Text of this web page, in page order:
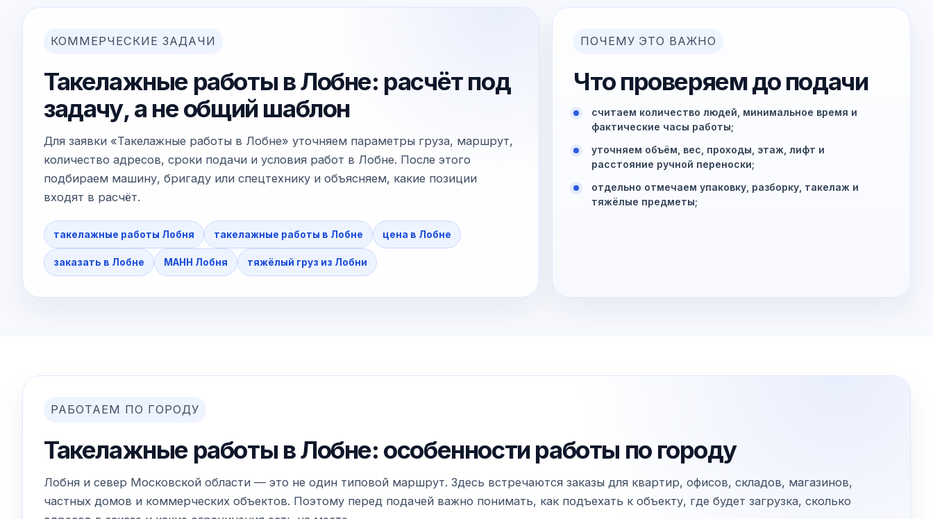
КОММЕРЧЕСКИЕ ЗАДАЧИ
Такелажные работы в Лобне: расчёт под
задачу, а не общий шаблон
Для заявки «Такелажные работы в Лобне» уточняем параметры груза, маршрут,
количество адресов, сроки подачи и условия работ в Лобне. После этого
подбираем машину, бригаду или спецтехнику и объясняем, какие позиции
входят в расчёт.
такелажные работы Лобня такелажные работы в Лобне цена в Лобне
заказать в Лобне МАНН Лобня тяжёлый груз из Лобни
ПОЧЕМУ ЭТО ВАЖНО
Что проверяем до подачи
считаем количество людей, минимальное время и
фактические часы работы;
уточняем объём, вес, проходы, этаж, лифт и
расстояние ручной переноски;
отдельно отмечаем упаковку, разборку, такелаж и
тяжёлые предметы;
РАБОТАЕМ ПО ГОРОДУ
Такелажные работы в Лобне: особенности работы по городу
Лобня и север Московской области — это не один типовой маршрут. Здесь встречаются заказы для квартир, офисов, складов, магазинов,
частных домов и коммерческих объектов. Поэтому перед подачей важно понимать, как подъехать к объекту, где будет загрузка, сколько